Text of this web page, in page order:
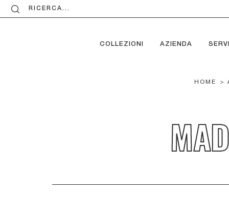
RICERCA...
COLLEZIONI AZIENDA
HOME >